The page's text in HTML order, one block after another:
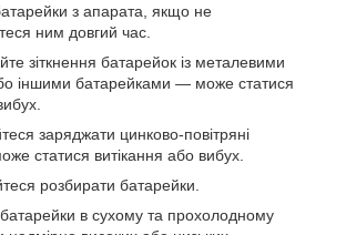
з апарата, якщо не
ним довгий час.
зіткнення батарейок із металевими
іншими батарейками — може статися
заряджати цинково-повітряні
статися витікання або вибух.
розбирати батарейки.
батарейки в сухому та прохолодному